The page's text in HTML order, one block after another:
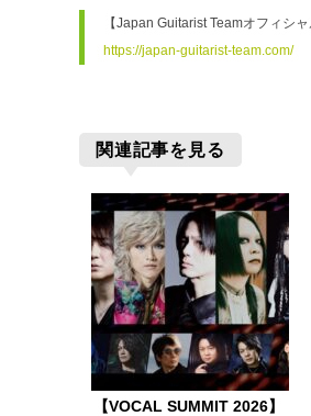
【Japan Guitarist Teamオフィシャ
https://japan-guitarist-team.com/
関連記事を見る
【VOCAL SUMMIT 2026】